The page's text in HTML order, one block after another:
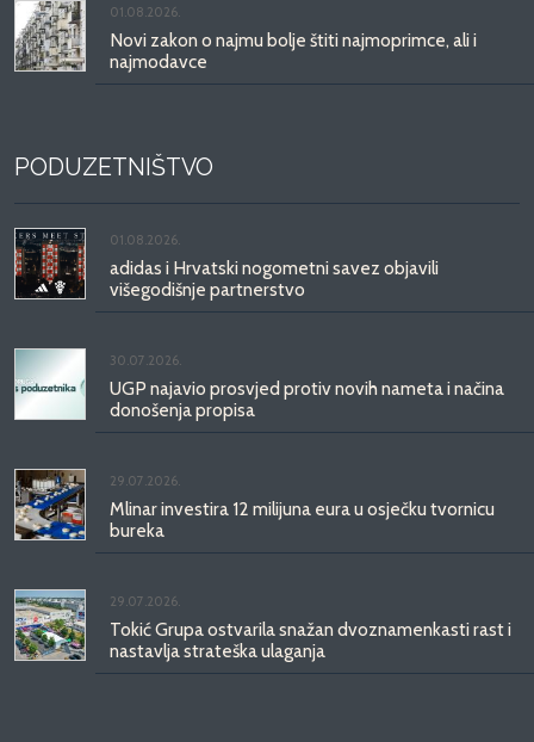
01.08.2026.
Novi zakon o najmu bolje štiti najmoprimce, ali i
najmodavce
PODUZETNIŠTVO
01.08.2026.
adidas i Hrvatski nogometni savez objavili
višegodišnje partnerstvo
30.07.2026.
UGP najavio prosvjed protiv novih nameta i načina
donošenja propisa
29.07.2026.
Mlinar investira 12 milijuna eura u osječku tvornicu
bureka
29.07.2026.
Tokić Grupa ostvarila snažan dvoznamenkasti rast i
nastavlja strateška ulaganja